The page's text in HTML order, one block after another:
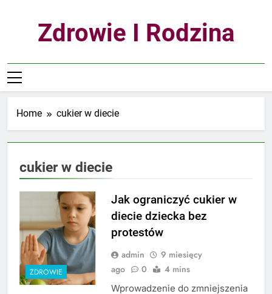
Zdrowie I Rodzina
Home cukier w diecie
cukier w diecie
ZDROWIE
Jak ograniczyć cukier w
diecie dziecka bez
protestów
admin
9 miesięcy
ago
0 4 mins
Wprowadzenie do zmniejszenia